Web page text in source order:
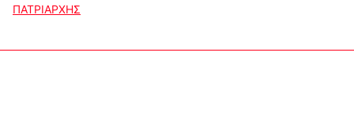
ΠΑΤΡΙΑΡΧΗΣ